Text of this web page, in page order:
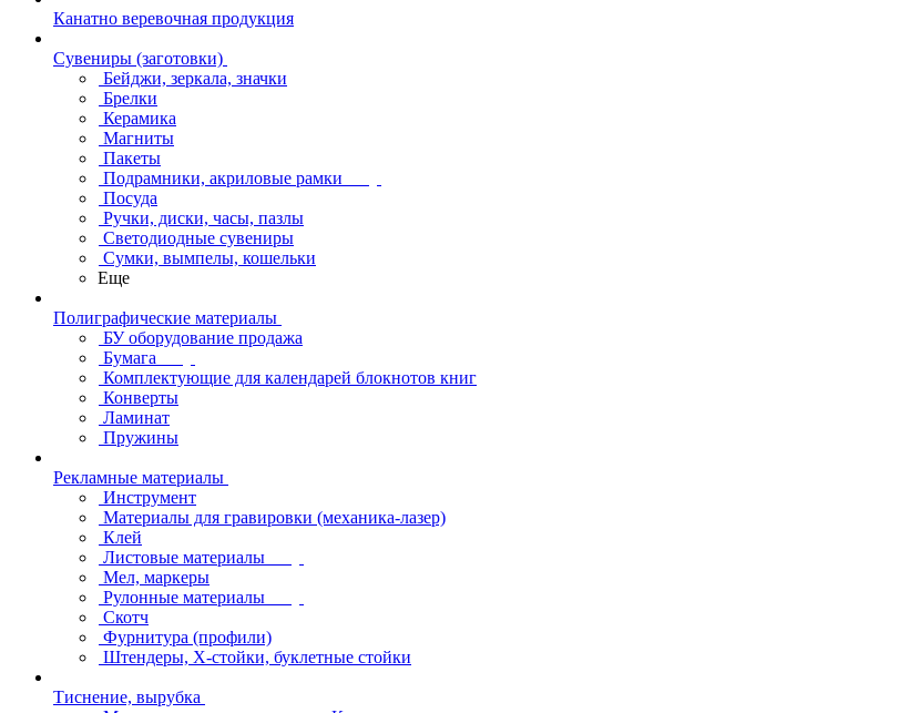
Канатно веревочная продукция
Сувениры (заготовки)
Бейджи, зеркала, значки
Брелки
Керамика
Магниты
Пакеты
Подрамники, акриловые рамки
Посуда
Ручки, диски, часы, пазлы
Светодиодные сувениры
Сумки, вымпелы, кошельки
Еще
Полиграфические материалы
БУ оборудование продажа
Бумага
Комплектующие для календарей блокнотов книг
Конверты
Ламинат
Пружины
Рекламные материалы
Инструмент
Материалы для гравировки (механика-лазер)
Клей
Листовые материалы
Мел, маркеры
Рулонные материалы
Скотч
Фурнитура (профили)
Штендеры, Х-стойки, буклетные стойки
Тиснение, вырубка